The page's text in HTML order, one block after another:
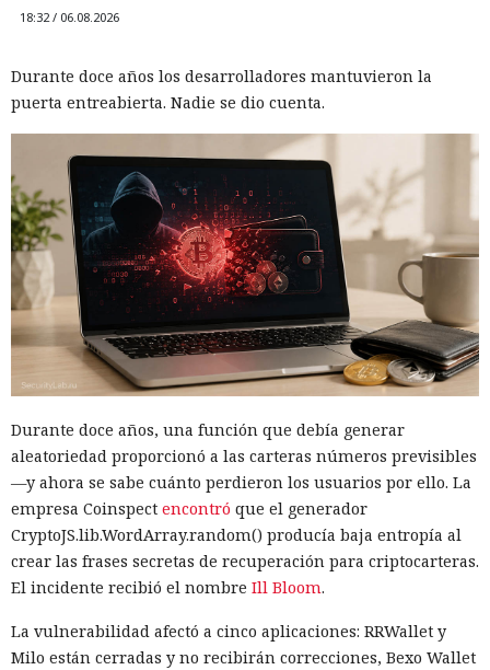
18:32 / 06.08.2026
Durante doce años los desarrolladores mantuvieron la
puerta entreabierta. Nadie se dio cuenta.
Durante doce años, una función que debía generar
aleatoriedad proporcionó a las carteras números previsibles
—y ahora se sabe cuánto perdieron los usuarios por ello. La
empresa Coinspect encontró que el generador
CryptoJS.lib.WordArray.random() producía baja entropía al
crear las frases secretas de recuperación para criptocarteras.
El incidente recibió el nombre Ill Bloom.
La vulnerabilidad afectó a cinco aplicaciones: RRWallet y
Milo están cerradas y no recibirán correcciones, Bexo Wallet